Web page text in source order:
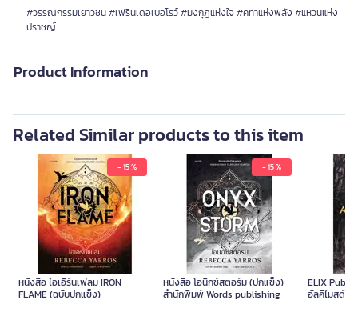
#วรรณกรรมเยาวชน #เฟรินเดอเบอโรว์ #มงกุฎแห่งใจ #คทาแห่งพลัง #แหวนแห่ง
ปราชญ์
Product Information
Related Similar products to this item
- 15 %
หนังสือ ไอเอิร์นเฟลม IRON
FLAME (ฉบับปกแข็ง)
- 15 %
หนังสือ โอนิกซ์สตอร์ม (ปกแข็ง)
สำนักพิมพ์ Words publishing
ELIX
อัลคีไมสด์